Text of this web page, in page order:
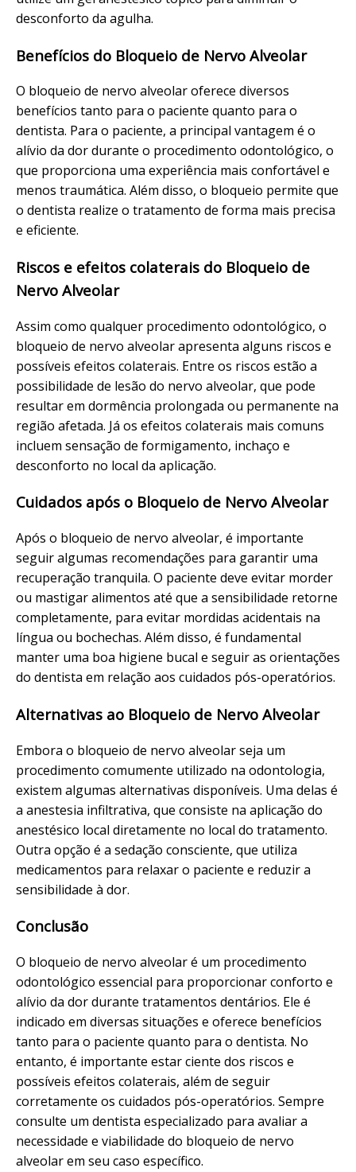
desconforto da agulha.
Benefícios do Bloqueio de Nervo Alveolar
O bloqueio de nervo alveolar oferece diversos
benefícios tanto para o paciente quanto para o
dentista. Para o paciente, a principal vantagem é o
alívio da dor durante o procedimento odontológico, o
que proporciona uma experiência mais confortável e
menos traumática. Além disso, o bloqueio permite que
o dentista realize o tratamento de forma mais precisa
e eficiente.
Riscos e efeitos colaterais do Bloqueio de
Nervo Alveolar
Assim como qualquer procedimento odontológico, o
bloqueio de nervo alveolar apresenta alguns riscos e
possíveis efeitos colaterais. Entre os riscos estão a
possibilidade de lesão do nervo alveolar, que pode
resultar em dormência prolongada ou permanente na
região afetada. Já os efeitos colaterais mais comuns
incluem sensação de formigamento, inchaço e
desconforto no local da aplicação.
Cuidados após o Bloqueio de Nervo Alveolar
Após o bloqueio de nervo alveolar, é importante
seguir algumas recomendações para garantir uma
recuperação tranquila. O paciente deve evitar morder
ou mastigar alimentos até que a sensibilidade retorne
completamente, para evitar mordidas acidentais na
língua ou bochechas. Além disso, é fundamental
manter uma boa higiene bucal e seguir as orientações
do dentista em relação aos cuidados pós-operatórios.
Alternativas ao Bloqueio de Nervo Alveolar
Embora o bloqueio de nervo alveolar seja um
procedimento comumente utilizado na odontologia,
existem algumas alternativas disponíveis. Uma delas é
a anestesia infiltrativa, que consiste na aplicação do
anestésico local diretamente no local do tratamento.
Outra opção é a sedação consciente, que utiliza
medicamentos para relaxar o paciente e reduzir a
sensibilidade à dor.
Conclusão
O bloqueio de nervo alveolar é um procedimento
odontológico essencial para proporcionar conforto e
alívio da dor durante tratamentos dentários. Ele é
indicado em diversas situações e oferece benefícios
tanto para o paciente quanto para o dentista. No
entanto, é importante estar ciente dos riscos e
possíveis efeitos colaterais, além de seguir
corretamente os cuidados pós-operatórios. Sempre
consulte um dentista especializado para avaliar a
necessidade e viabilidade do bloqueio de nervo
alveolar em seu caso específico.